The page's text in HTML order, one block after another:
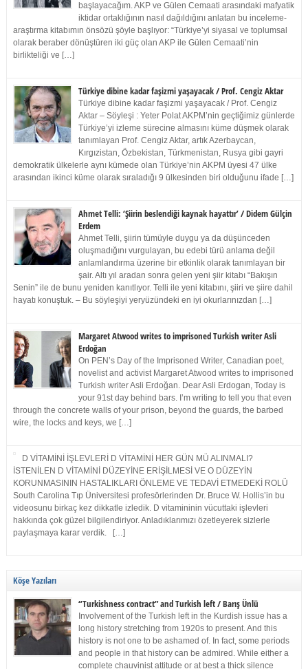
başlayacağım. AKP ve Gülen Cemaati arasındaki mafyatik
iktidar ortaklığının nasıl dağıldığını anlatan bu inceleme-
araştırma kitabımın önsözü şöyle başlıyor: “Türkiye’yi siyasal ve toplumsal
olarak beraber dönüştüren iki güç olan AKP ile Gülen Cemaati’nin
birlikteliği ve […]
Türkiye dibine kadar faşizmi yaşayacak / Prof. Cengiz Aktar
Türkiye dibine kadar faşizmi yaşayacak / Prof. Cengiz
Aktar – Söyleşi : Yeter Polat AKPM’nin geçtiğimiz günlerde
Türkiye’yi izleme sürecine almasını küme düşmek olarak
tanımlayan Prof. Cengiz Aktar, artık Azerbaycan,
Kırgızistan, Özbekistan, Türkmenistan, Rusya gibi gayri
demokratik ülkelerle aynı kümede olan Türkiye’nin AKPM üyesi 47 ülke
arasından ikinci küme olarak sıraladığı 9 ülkesinden biri olduğunu ifade […]
Ahmet Telli: ‘Şiirin beslendiği kaynak hayattır’ / Didem Gülçin
Erdem
Ahmet Telli, şiirin tümüyle duygu ya da düşünceden
oluşmadığını vurgulayan, bu edebi türü anlama değil
anlamlandırma üzerine bir etkinlik olarak tanımlayan bir
şair. Altı yıl aradan sonra gelen yeni şiir kitabı “Bakışın
Senin” ile de bunu yeniden kanıtlıyor. Telli ile yeni kitabını, şiiri ve şiire dahil
hayatı konuştuk. – Bu söyleşiyi yeryüzündeki en iyi okurlarınızdan […]
Margaret Atwood writes to imprisoned Turkish writer Asli
Erdoğan
On PEN’s Day of the Imprisoned Writer, Canadian poet,
novelist and activist Margaret Atwood writes to imprisoned
Turkish writer Asli Erdoğan. Dear Asli Erdogan, Today is
your 91st day behind bars. I’m writing to tell you that even
through the concrete walls of your prison, beyond the guards, the barbed
wire, the locks and keys, we […]
D VİTAMİNİ İŞLEVLERİ D VİTAMİNİ HER GÜN MÜ ALINMALI?
İSTENİLEN D VİTAMİNİ DÜZEYİNE ERİŞİLMESİ VE O DÜZEYİN
KORUNMASININ HASTALIKLARI ÖNLEME VE TEDAVİ ETMEDEKİ ROLÜ
South Carolina Tıp Üniversitesi profesörlerinden Dr. Bruce W. Hollis’in bu
videosunu birkaç kez dikkatle izledik. D vitamininin vücuttaki işlevleri
hakkında çok güzel bilgilendiriyor. Anladıklarımızı özetleyerek sizlerle
paylaşmaya karar verdik. […]
Köşe Yazıları
“Turkishness contract” and Turkish left / Barış Ünlü
Involvement of the Turkish left in the Kurdish issue has a
long history stretching from 1920s to present. And this
history is not one to be ashamed of. In fact, some periods
and people in that history can be admired. While either a
complete chauvinist attitude or at best a thick silence